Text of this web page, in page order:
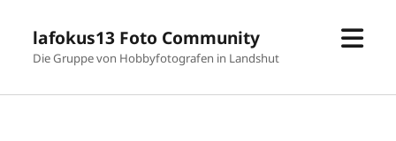
lafokus13 Foto Community
Die Gruppe von Hobbyfotografen in Landshut